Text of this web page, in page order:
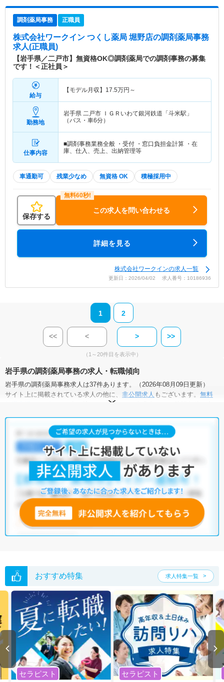
調剤薬局事務 正職員
株式会社ワークイン つくし薬局 堀野店の調剤薬局事務
求人(正職員)
【岩手県／二戸市】無資格OK◎調剤薬局での調剤事務の募集
です！＜正社員＞
給与
【モデル月収】 17.5万円～
勤務地
岩手県 二戸市 ＩＧＲいわて銀河鉄道「斗米駅」
（バス・車6分）
仕事内容
■調剤事務業務全般 ・受付 ・窓口負担金計算 ・在
庫、仕入、売上、出納管理等
車通勤可 残業少なめ 無資格 OK 積極採用中
保存する
この求人を問い合わせる
詳細を見る
株式会社ワークインの求人一覧
更新日：2026/04/02 求人番号：10186936
1 2
<< < > >>
（1～20件目を表示中）
岩手県の調剤薬局事務の求人・転職傾向
岩手県の調剤薬局事務求人は37件あります。（2026年08月09日更新）
サイト上に掲載されている求人の他に、 非公開求人 もございます。 無料
にお申し込みいただくと、全求人からご希望条件に合
無料転職支援サービスにお申し込みいただくと、ご希望条件をヒアリン
グした上で求人をご提案いたします。
ご希望条件がまだ定まっていない方は人気の希望条件をピックアップし
た求人特集をぜひご活用ください。
転職支援の他、情報収集や募集状況の確認も、お気軽にご相談くださ
い。
おすすめ特集 求人特集一覧
セラピスト セラピスト